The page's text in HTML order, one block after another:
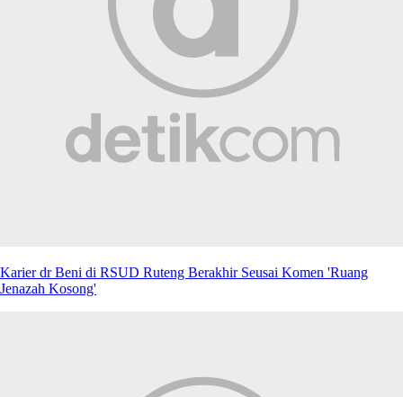
Karier dr Beni di RSUD Ruteng Berakhir Seusai Komen 'Ruang
Jenazah Kosong'